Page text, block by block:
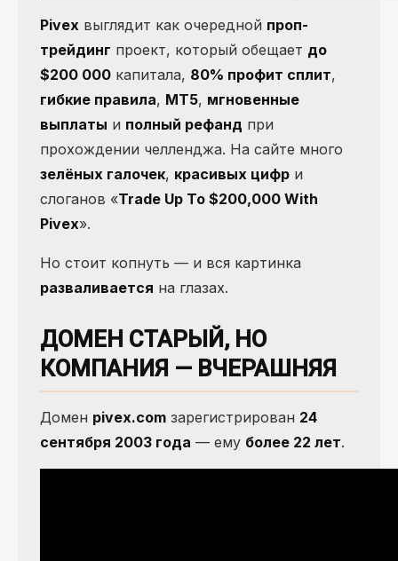
Pivex выглядит как очередной проп-
трейдинг проект, который обещает до
$200 000 капитала, 80% профит сплит,
гибкие правила, MT5, мгновенные
выплаты и полный рефанд при
прохождении челленджа. На сайте много
зелёных галочек, красивых цифр и
слоганов «Trade Up To $200,000 With
Pivеx».
Но стоит копнуть — и вся картинка
разваливается на глазах.
ДОМЕН СТАРЫЙ, НО
КОМПАНИЯ — ВЧЕРАШНЯЯ
Домен pivex.com зарегистрирован 24
сентября 2003 года — ему более 22 лет.